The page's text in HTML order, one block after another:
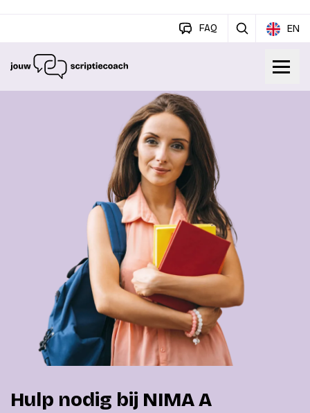
FAQ EN
Hulp nodig bij NIMA A